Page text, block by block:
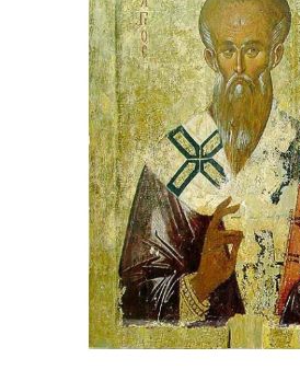
КАБИНЕТ
АКТИВНОСТИ
ОБРАЌАЊА